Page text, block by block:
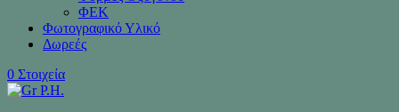
ΦΕΚ
Φωτογραφικό Υλικό
Δωρεές
0 Στοιχεία